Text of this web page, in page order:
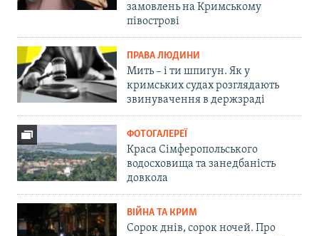
замовлень на Кримському
півострові
ПРАВА ЛЮДИНИ
Мить – і ти шпигун. Як у
кримських судах розглядають
звинувачення в держзраді
ФОТОГАЛЕРЕЇ
Краса Сімферопольського
водосховища та занедбаність
довкола
ВІЙНА ТА КРИМ
Сорок днів, сорок ночей. Про